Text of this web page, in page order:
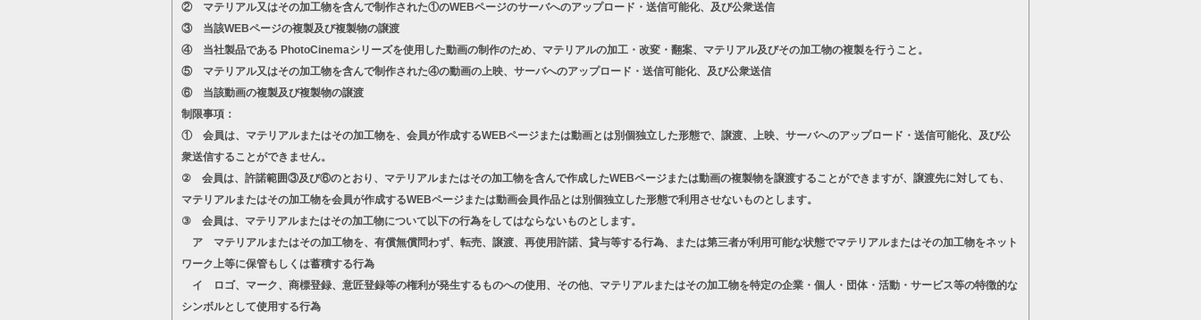
② マテリアル又はその加工物を含んで制作された①のWEBページのサーバへのアップロード・送信可能化、及び公衆送信
③ 当該WEBページの複製及び複製物の譲渡
④ 当社製品である PhotoCinemaシリーズを使用した動画の制作のため、マテリアルの加工・改変・翻案、マテリアル及びその加工物の複製を行うこと。
⑤ マテリアル又はその加工物を含んで制作された④の動画の上映、サーバへのアップロード・送信可能化、及び公衆送信
⑥ 当該動画の複製及び複製物の譲渡
制限事項：
① 会員は、マテリアルまたはその加工物を、会員が作成するWEBページまたは動画とは別個独立した形態で、譲渡、上映、サーバへのアップロード・送信可能化、及び公
衆送信することができません。
② 会員は、許諾範囲③及び⑥のとおり、マテリアルまたはその加工物を含んで作成したWEBページまたは動画の複製物を譲渡することができますが、譲渡先に対しても、
マテリアルまたはその加工物を会員が作成するWEBページまたは動画会員作品とは別個独立した形態で利用させないものとします。
③ 会員は、マテリアルまたはその加工物について以下の行為をしてはならないものとします。
ア マテリアルまたはその加工物を、有償無償問わず、転売、譲渡、再使用許諾、貸与等する行為、または第三者が利用可能な状態でマテリアルまたはその加工物をネット
ワーク上等に保管もしくは蓄積する行為
イ ロゴ、マーク、商標登録、意匠登録等の権利が発生するものへの使用、その他、マテリアルまたはその加工物を特定の企業・個人・団体・活動・サービス等の特徴的な
シンボルとして使用する行為